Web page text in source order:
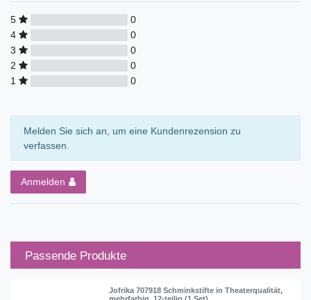
5
0
4
0
3
0
2
0
1
0
Melden Sie sich an, um eine Kundenrezension zu
verfassen.
Anmelden
Passende Produkte
Jofrika 707918 Schminkstifte in Theaterqualität,